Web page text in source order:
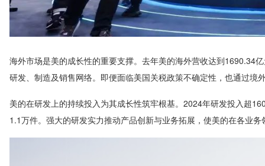
海外市场是美的成长性的重要支撑。去年美的海外营收达到1690.34
研发、制造及销售网络。即便面临美国关税政策不确定性，也通过
美的在研发上的持续投入为其成长性筑牢根基。2024年研发投入超
1.1万件。强大的研发实力推动产品创新与业务拓展，使美的在各业务